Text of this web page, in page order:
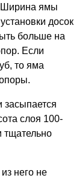
Ширина ямы
досок
больше на
Если
то яма
засыпается
слоя 100-
тщательно
него не